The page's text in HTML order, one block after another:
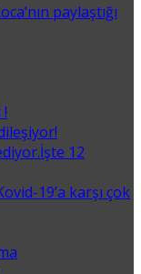
paylaştığı
12
19’a karşı çok